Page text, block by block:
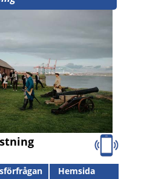
Hemsida